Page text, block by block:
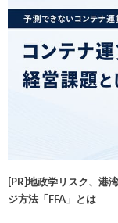
[PR]地政学リスク、港
ジ方法「FFA」とは